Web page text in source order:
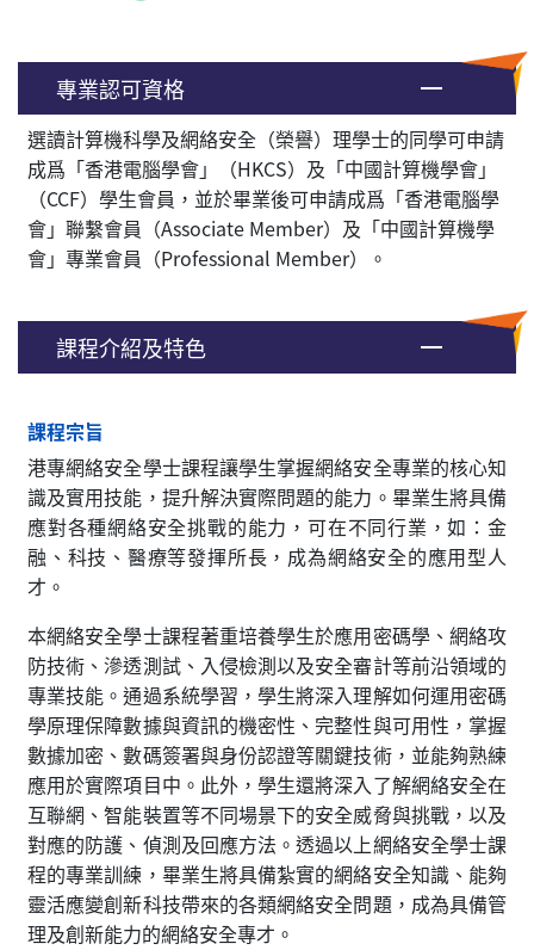
專業認可資格
選讀計算機科學及網絡安全（榮譽）理學士的同學可申請
成爲「香港電腦學會」（HKCS）及「中國計算機學會」
（CCF）學生會員，並於畢業後可申請成爲「香港電腦學
會」聯繫會員（Associate Member）及「中國計算機學
會」專業會員（Professional Member）。
課程介紹及特色
課程宗旨
港專網絡安全學士課程讓學生掌握網絡安全專業的核心知
識及實用技能，提升解決實際問題的能力。畢業生將具備
應對各種網絡安全挑戰的能力，可在不同行業，如：金
融、科技、醫療等發揮所長，成為網絡安全的應用型人
才。
本網絡安全學士課程著重培養學生於應用密碼學、網絡攻
防技術、滲透測試、入侵檢測以及安全審計等前沿領域的
專業技能。通過系統學習，學生將深入理解如何運用密碼
學原理保障數據與資訊的機密性、完整性與可用性，掌握
數據加密、數碼簽署與身份認證等關鍵技術，並能夠熟練
應用於實際項目中。此外，學生還將深入了解網絡安全在
互聯網、智能裝置等不同場景下的安全威脅與挑戰，以及
對應的防護、偵測及回應方法。透過以上網絡安全學士課
程的專業訓練，畢業生將具備紮實的網絡安全知識、能夠
靈活應變創新科技帶來的各類網絡安全問題，成為具備管
理及創新能力的網絡安全專才。